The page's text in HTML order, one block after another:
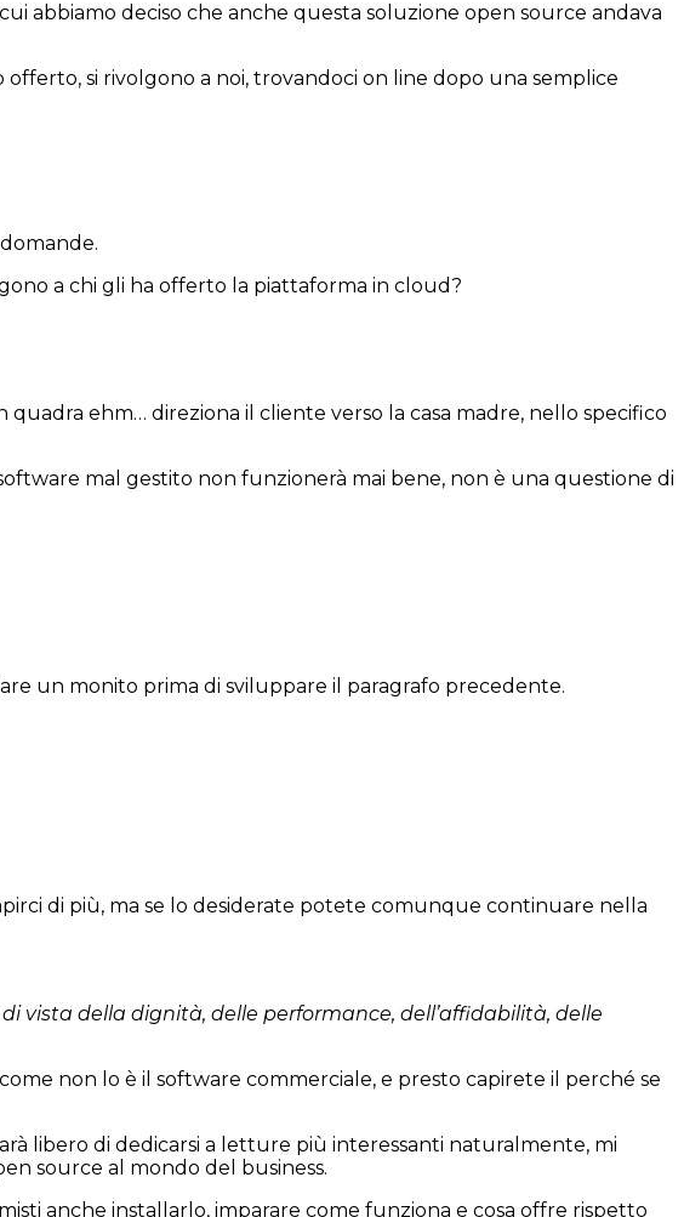
abbiamo deciso che anche questa soluzione open source andava
si rivolgono a noi, trovandoci on line dopo una semplice
a chi gli ha offerto la piattaforma in cloud?
ehm… direziona il cliente verso la casa madre, nello specifico
mal gestito non funzionerà mai bene, non è una questione di
un monito prima di sviluppare il paragrafo precedente.
di più, ma se lo desiderate potete comunque continuare nella
vista della dignità, delle performance, dell’affidabilità, delle
non lo è il software commerciale, e presto capirete il perché se
libero di dedicarsi a letture più interessanti naturalmente, mi
source al mondo del business.
anche installarlo, imparare come funziona e cosa offre rispetto